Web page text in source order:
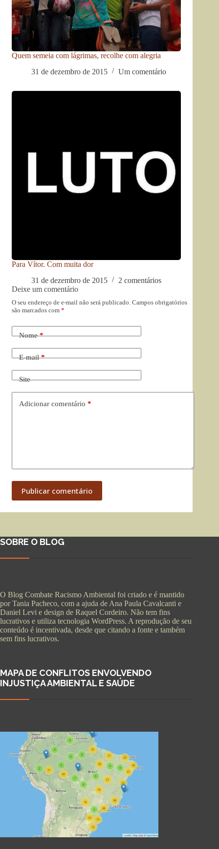
Quem semeia com lágrimas, recolhe com alegria
31 de dezembro de 2015
Um comentário
Para Vítor. Com muita dor
31 de dezembro de 2015
2 comentários
Deixe um comentário
O seu endereço de e-mail não será publicado. Campos obrigatórios
são marcados com *
Nome*
E-mail*
Site
Adicionar comentário *
Publicar comentário
SOBRE O BLOG
O Blog Combate Racismo Ambiental foi criado e é mantido
por Tania Pacheco, com a ajuda de Ana Paula Cavalcanti e
Daniel Levi e design de Raquel Cordeiro. Não tem fins
lucrativos e utiliza tecnologia WordPress. A reprodução de seu
conteúdo é incentivada, desde que citando a fonte e também
sem fins lucrativos.
MAPA DE CONFLITOS ENVOLVENDO
INJUSTIÇA AMBIENTAL E SAÚDE